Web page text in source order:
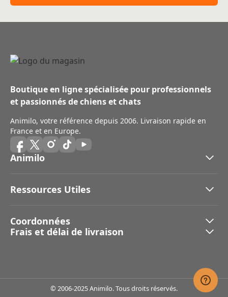
Boutique en ligne spécialisée pour professionnels
et passionnés de chiens et chats
Animilo, votre référence depuis 2006. Livraison rapide en
France et en Europe.
Animilo
Ressources Utiles
Coordonnées
Frais et délai de livraison
© 2006-2025 Animilo. Tous droits réservés.